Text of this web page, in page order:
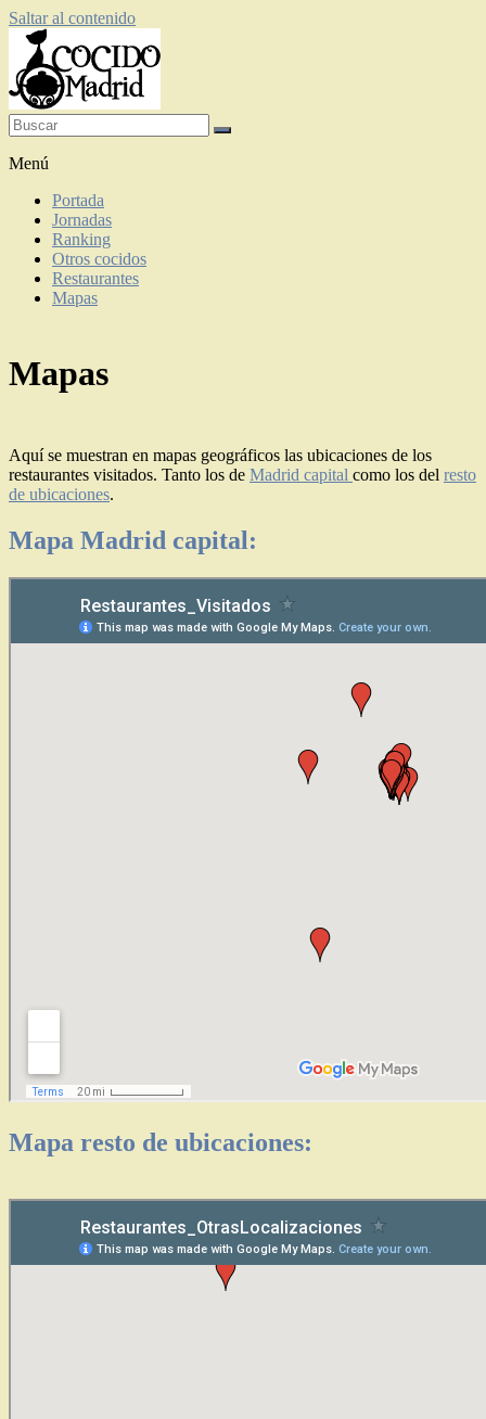
Saltar al contenido
Restaurantes de cocido madrileño
Menú
Portada
Jornadas
Ranking
Otros cocidos
Restaurantes
Mapas
Mapas
Aquí se muestran en mapas geográficos las ubicaciones de los
restaurantes visitados. Tanto los de Madrid capital como los del resto
de ubicaciones.
Mapa Madrid capital:
Mapa resto de ubicaciones: